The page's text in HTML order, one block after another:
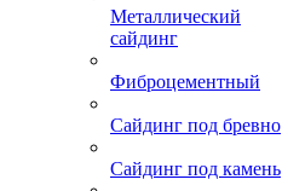
Металлический
сайдинг
Фиброцементный
Сайдинг под бревно
Сайдинг под камень